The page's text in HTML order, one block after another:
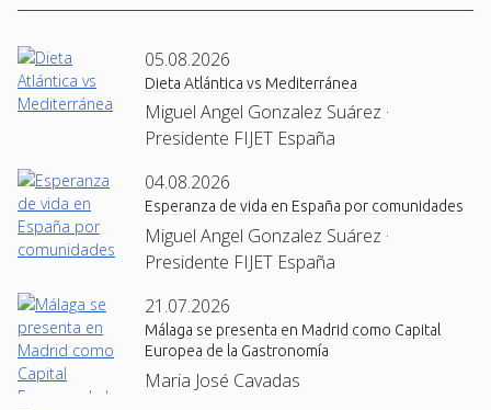
05.08.2026
Dieta Atlántica vs Mediterránea
Miguel Angel Gonzalez Suárez ·
Presidente FIJET España
04.08.2026
Esperanza de vida en España por comunidades
Miguel Angel Gonzalez Suárez ·
Presidente FIJET España
21.07.2026
Málaga se presenta en Madrid como Capital
Europea de la Gastronomía
Maria José Cavadas